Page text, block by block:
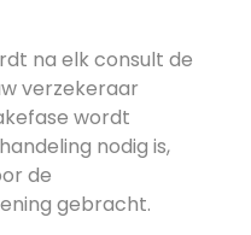
na elk consult de
verzekeraar
wordt
nodig is,
de
gebracht.